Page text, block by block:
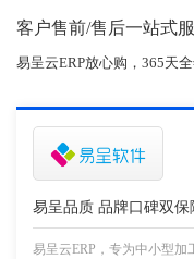
客户售前/售后一站式
易呈云ERP放心购，365天
易呈品质 品牌口碑双保
易呈云ERP，专为中小型加